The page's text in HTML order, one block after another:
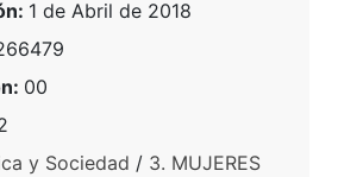
1 de Abril de 2018
00
y Sociedad / 3. MUJERES